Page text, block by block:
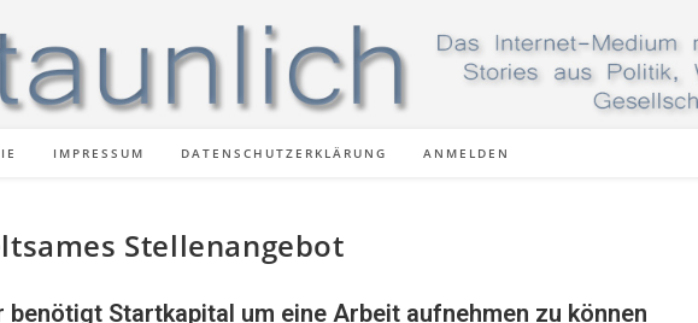
IMPRESSUM DATENSCHUTZERKLÄRUNG ANMELDEN
Stellenangebot
Startkapital um eine Arbeit aufnehmen zu können